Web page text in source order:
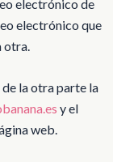
electrónico de
electrónico que
otra.
la otra parte la
y el
web.